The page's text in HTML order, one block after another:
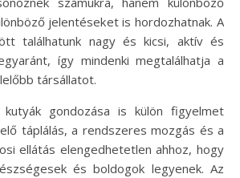
jelentéseket is hordozhatnak. A
találhatunk nagy és kicsi, aktív és
így mindenki megtalálhatja a
társállatot.
gondozása is külön figyelmet
táplálás, a rendszeres mozgás és a
ellátás elengedhetetlen ahhoz, hogy
és boldogok legyenek. Az